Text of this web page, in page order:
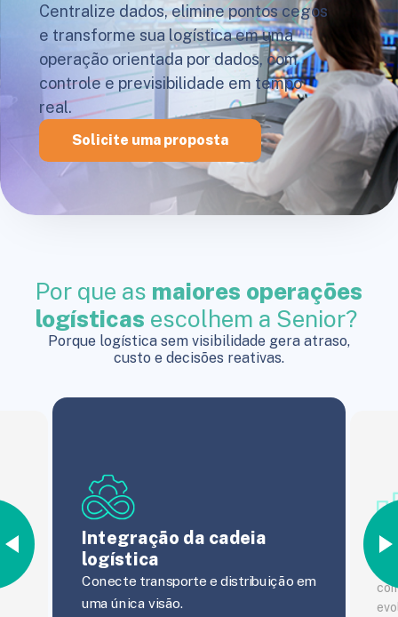
Centralize dados, elimine pontos cegos
e transforme sua logística em uma
operação orientada por dados, com
controle e previsibilidade em tempo
real.
Solicite uma proposta
Por que as maiores operações
logísticas escolhem a Senior?
Porque logística sem visibilidade gera atraso,
custo e decisões reativas.
Integração da cadeia
logística
Conecte transporte e distribuição em
uma única visão.